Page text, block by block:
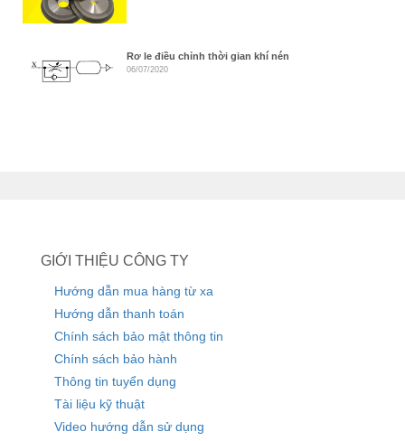
Rơ le điều chỉnh thời gian khí nén
06/07/2020
GIỚI THIỆU CÔNG TY
Hướng dẫn mua hàng từ xa
Hướng dẫn thanh toán
Chính sách bảo mật thông tin
Chính sách bảo hành
Thông tin tuyển dụng
Tài liệu kỹ thuật
Video hướng dẫn sử dụng